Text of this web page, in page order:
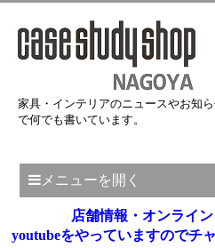
家具・インテリアのニュースやお知
で何でも書いています。
メニューを開く
店舗情報・オンライ
youtubeをやっていますのでチ